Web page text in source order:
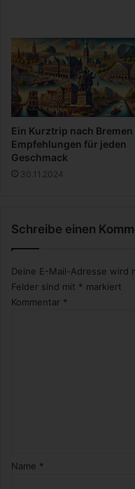
n
Ein Kurztrip nach Bremen
Empfehlungen für jeden
Geschmack
30.11.2024
Schreibe einen
Deine E-Mail-Adresse wird
Felder sind mit * markiert
Kommentar *
Name *